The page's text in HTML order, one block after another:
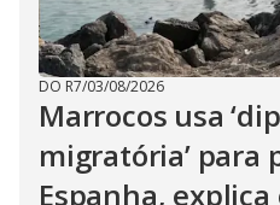
DO R7/03/08/2026
Marrocos usa
migratória’ para
Espanha,